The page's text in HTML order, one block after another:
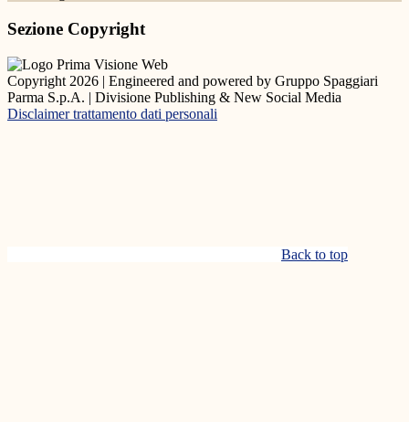
Sezione Copyright
Copyright 2026 | Engineered and powered by Gruppo Spaggiari
Parma S.p.A. | Divisione Publishing & New Social Media
Disclaimer trattamento dati personali
Back to top